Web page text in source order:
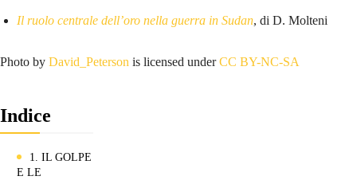
Il ruolo centrale dell’oro nella guerra in Sudan, di D. Molteni
Photo by David_Peterson is licensed underCC BY-NC-SA
Indice
1. IL GOLPE
E LE